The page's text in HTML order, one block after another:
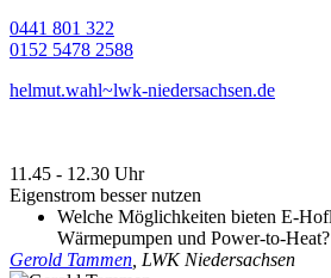
0441 801 322
0152 5478 2588
helmut.wahl~lwk-niedersachsen.de
11.45 - 12.30 Uhr
Eigenstrom besser nutzen
Welche Möglichkeiten bieten E-
Wärmepumpen und Power-to-Heat?
Gerold Tammen , LWK Niedersachsen